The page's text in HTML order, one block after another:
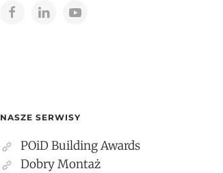
NASZE SERWISY
POiD Building Awards
Dobry Montaż